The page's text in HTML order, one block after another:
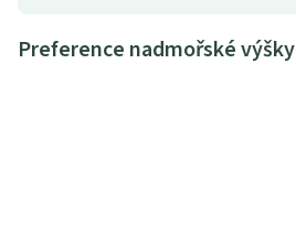
Preference nadmořské výšky